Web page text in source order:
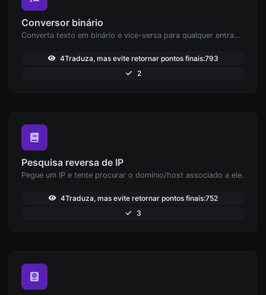
Conversor binário
Converta texto em binário e vice-versa para qualquer entrada de string.
4Traduza, mas evite retornar pontos finais:793
2
Pesquisa reversa de IP
Pegue um IP e tente procurar o domínio/host associado a ele.
4Traduza, mas evite retornar pontos finais:752
3